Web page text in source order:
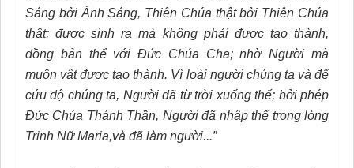
Sáng bởi Ánh Sáng, Thiên Chúa thật bởi Thiên Chúa
thật; được sinh ra mà không phải được tạo thành,
đồng bản thể với Đức Chúa Cha; nhờ Người mà
muôn vật được tạo thành. Vì loài người chúng ta và để
cứu độ chúng ta, Người đã từ trời xuống thế; bởi phép
Đức Chúa Thánh Thần, Người đã nhập thể trong lòng
Trinh Nữ Maria,và đã làm người...”